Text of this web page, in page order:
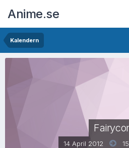
Anime.se
Kalendern
14 April 2012